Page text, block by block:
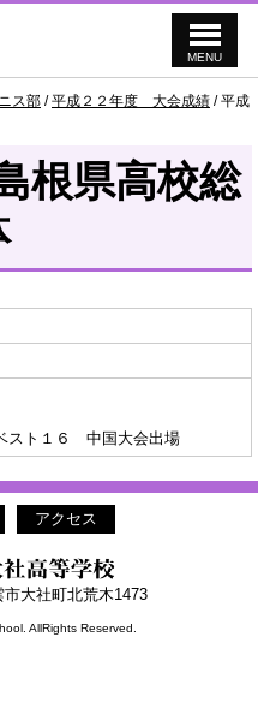
MENU
ス部 /平成２２年度 大会成績 /平成
根県高校総
ト１６ 中国大会出場
アクセス
大社町北荒木1473
AllRights Reserved.